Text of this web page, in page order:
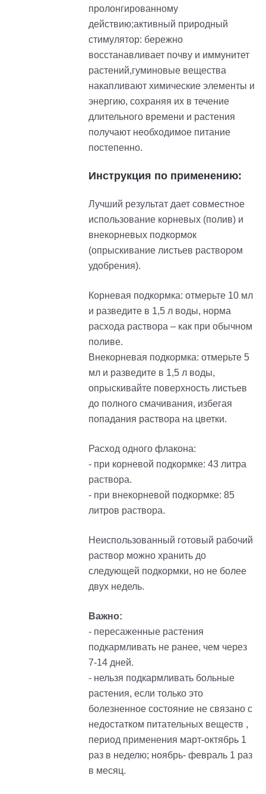
пролонгированному
действию;активный природный
стимулятор: бережно
восстанавливает почву и иммунитет
растений,гуминовые вещества
накапливают химические элементы и
энергию, сохраняя их в течение
длительного времени и растения
получают необходимое питание
постепенно.
Инструкция по применению:
Лучший результат дает совместное
использование корневых (полив) и
внекорневых подкормок
(опрыскивание листьев раствором
удобрения).
Корневая подкормка: отмерьте 10 мл
и разведите в 1,5 л воды, норма
расхода раствора – как при обычном
поливе.
Внекорневая подкормка: отмерьте 5
мл и разведите в 1,5 л воды,
опрыскивайте поверхность листьев
до полного смачивания, избегая
попадания раствора на цветки.
Расход одного флакона:
- при корневой подкормке: 43 литра
раствора.
- при внекорневой подкормке: 85
литров раствора.
Неиспользованный готовый рабочий
раствор можно хранить до
следующей подкормки, но не более
двух недель.
Важно:
- пересаженные растения
подкармливать не ранее, чем через
7-14 дней.
- нельзя подкармливать больные
растения, если только это
болезненное состояние не связано с
недостатком питательных веществ ,
период применения март-октябрь 1
раз в неделю; ноябрь- февраль 1 раз
в месяц.